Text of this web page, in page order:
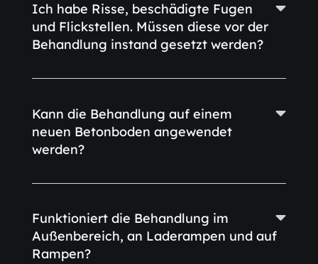
Ich habe Risse, beschädigte Fugen
und Flickstellen. Müssen diese vor der
Behandlung instand gesetzt werden?
Kann die Behandlung auf einem
neuen Betonboden angewendet
werden?
Funktioniert die Behandlung im
Außenbereich, an Laderampen und auf
Rampen?